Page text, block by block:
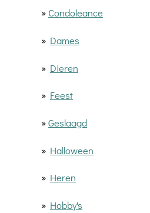
» Condoleance
» Dames
» Dieren
» Feest
»Geslaagd
» Halloween
» Heren
» Hobby's